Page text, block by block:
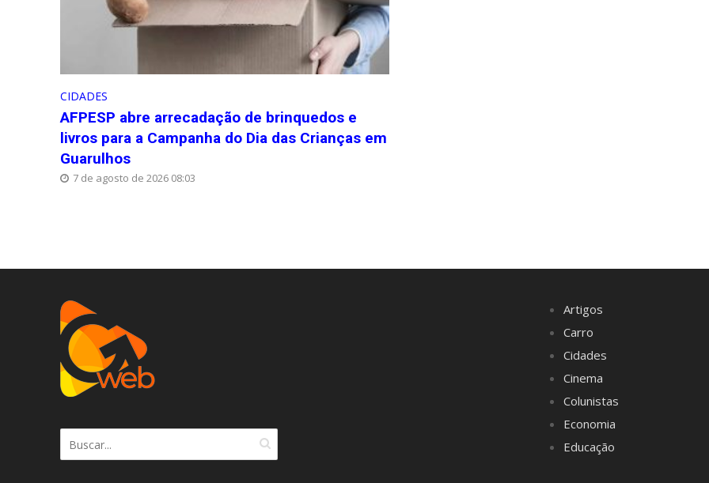
CIDADES
AFPESP abre arrecadação de brinquedos e
livros para a Campanha do Dia das Crianças em
Guarulhos
7 de agosto de 2026 08:03
Artigos
Carro
Cidades
Cinema
Colunistas
Economia
Educação